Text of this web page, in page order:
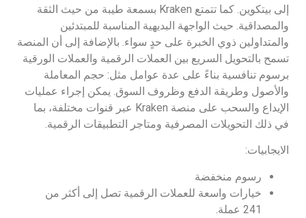
إلى بيتكوين. كما تتمتع Kraken بسمعة طيبة من حيث الثقة
والمصداقية. حيث الواجهة البديهية المناسبة للمبتدئين
والمتداولين ذوي الخبرة على حدٍ سواء. بالإضافة إلى أن المنصة
تسمح بالتحويل السريع بين العملات الرقمية والعملات الورقية
برسوم تنافسية بناءً على عدة عوامل مثل: حجم المعاملة
والأصول وطريقة الدفع وظروف السوق. يمكن إجراء عمليات
الإيداع والسحب على منصة Kraken عبر قنوات مختلفة، بما
في ذلك التحويلات المصرفية ومتاجر التطبيقات الرقمية.
الايجابيات:
رسوم منخفضة
خيارات واسعة للعملات الرقمية تصل إلى أكثر من
241 عملة.